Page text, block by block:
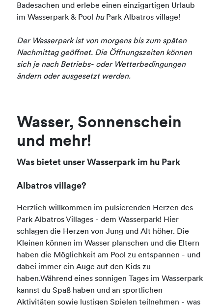
Badesachen und erlebe einen einzigartigen Urlaub
im Wasserpark & Pool huPark Albatros village!
Der Wasserpark ist von morgens bis zum späten
Nachmittag geöffnet. Die Öffnungszeiten können
sich je nach Betriebs- oder Wetterbedingungen
ändern oder ausgesetzt werden.
Wasser, Sonnenschein
und mehr!
Was bietet unser Wasserpark im hu Park
Albatros village?
Herzlich willkommen im pulsierenden Herzen des
Park Albatros Villages - dem Wasserpark! Hier
schlagen die Herzen von Jung und Alt höher. Die
Kleinen können im Wasser planschen und die Eltern
haben die Möglichkeit am Pool zu entspannen - und
dabei immer ein Auge auf den Kids zu
haben.Während eines sonnigen Tages im Wasserpark
kannst du Spaß haben und an sportlichen
Aktivitäten sowie lustigen Spielen teilnehmen - was